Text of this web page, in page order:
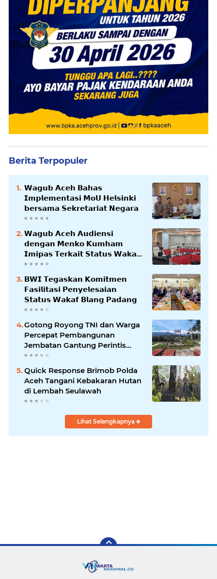
Berita Terpopuler
𝗪𝗮𝗴𝘂𝗯 𝗔𝗰𝗲𝗵 𝗕𝗮𝗵𝗮𝘀
𝗜𝗺𝗽𝗹𝗲𝗺𝗲𝗻𝘁𝗮𝘀𝗶 𝗠𝗼𝗨 𝗛𝗲𝗹𝘀𝗶𝗻𝗸𝗶
𝗯𝗲𝗿𝘀𝗮𝗺𝗮 𝗦𝗲𝗸𝗿𝗲𝘁𝗮𝗿𝗶𝗮𝘁 𝗡𝗲𝗴𝗮𝗿𝗮
𝗪𝗮𝗴𝘂𝗯 𝗔𝗰𝗲𝗵 𝗔𝘂𝗱𝗶𝗲𝗻𝘀𝗶
𝗱𝗲𝗻𝗴𝗮𝗻 𝗠𝗲𝗻𝗸𝗼 𝗞𝘂𝗺𝗵𝗮𝗺
𝗜𝗺𝗶𝗽𝗮𝘀 𝗧𝗲𝗿𝗸𝗮𝗶𝘁 𝗦𝘁𝗮𝘁𝘂𝘀 𝗪𝗮𝗸𝗮𝗳
𝗕𝗹𝗮𝗻𝗴𝗽𝗮𝗱𝗮𝗻𝗴
𝗕𝗪𝗜 𝗧𝗲𝗴𝗮𝘀𝗸𝗮𝗻 𝗞𝗼𝗺𝗶𝘁𝗺𝗲𝗻
𝗙𝗮𝘀𝗶𝗹𝗶𝘁𝗮𝘀𝗶 𝗣𝗲𝗻𝘆𝗲𝗹𝗲𝘀𝗮𝗶𝗮𝗻
𝗦𝘁𝗮𝘁𝘂𝘀 𝗪𝗮𝗸𝗮𝗳 𝗕𝗹𝗮𝗻𝗴 𝗣𝗮𝗱𝗮𝗻𝗴
Gotong Royong TNI dan Warga
Percepat Pembangunan
Jembatan Gantung Perintis
Kuta Ujung Aceh Tenggara
Quick Response Brimob Polda
Aceh Tangani Kebakaran Hutan
di Lembah Seulawah
Lihat Selengkapnya